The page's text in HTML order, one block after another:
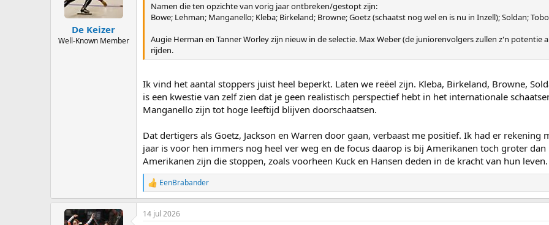
De Keizer
Well-Known Member
Namen die ten opzichte van vorig jaar ontbreken/gestopt zijn:
Bowe; Lehman; Manganello; Kleba; Birkeland; Browne; Goetz (schaatst nog wel en is nu in Inzell); Soldan;
Augie Herman en Tanner Worley zijn nieuw in de selectie. Max Weber (de juniorenvolgers zullen z'n
rijden.
Ik vind het aantal stoppers juist heel beperkt. Laten we reëel zijn. Kleba, Birkeland, Browne,
is een kwestie van zelf zien dat je geen realistisch perspectief hebt in het internationale
Manganello zijn tot hoge leeftijd blijven doorschaatsen.
Dat dertigers als Goetz, Jackson en Warren door gaan, verbaast me positief. Ik had er rekening
jaar is voor hen immers nog heel ver weg en de focus daarop is bij Amerikanen toch groter
Amerikanen zijn die stoppen, zoals voorheen Kuck en Hansen deden in de kracht van hun leven.
R
e
a
c
EenBrabander
14 jul 2026